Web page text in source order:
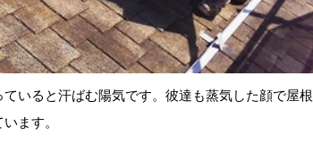
いると汗ばむ陽気です。彼達も蒸気した顔で屋根
ます。